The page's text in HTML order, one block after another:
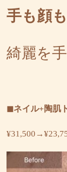
手も顔
綺麗を
◼︎ネイル+陶肌